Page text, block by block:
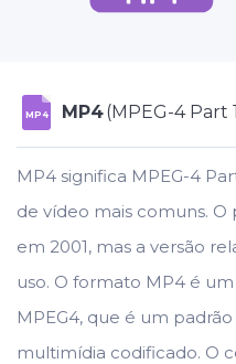
MP4 MP4(MPEG-4 Part
MP4 significa MPEG-4
de vídeo mais comuns. O
em 2001, mas a versão
uso. O formato MP4 é
MPEG4, que é um
multimídia codificado. O